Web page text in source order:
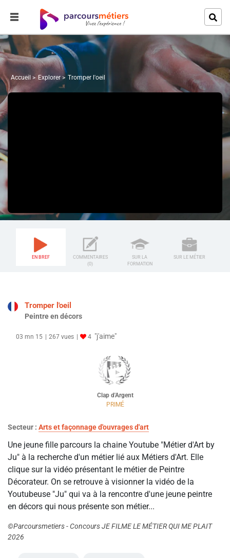
Accueil Explorer Tromper l'oeil
EN BREF
COMMENTAIRES
(0)
SUR LA
FORMATION
SUR LE MÉTIER
Tromper l'oeil
Peintre en décors
03 mn 15 267 vues 4 "j'aime"
Clap d'Argent
PRIMÉ
Secteur : Arts et façonnage d'ouvrages d'art
Une jeune fille parcours la chaine Youtube "Métier d'Art by
Ju" à la recherche d'un métier lié aux Métiers d'Art. Elle
clique sur la vidéo présentant le métier de Peintre
Décorateur. On se retrouve à visionner la vidéo de la
Youtubeuse "Ju" qui va à la rencontre d'une jeune peintre
en décors qui nous présente son métier...
©Parcoursmetiers - Concours JE FILME LE MÉTIER QUI ME PLAIT
2026